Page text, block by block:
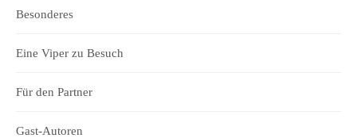
Besonderes
Eine Viper zu Besuch
Für den Partner
Gast-Autoren